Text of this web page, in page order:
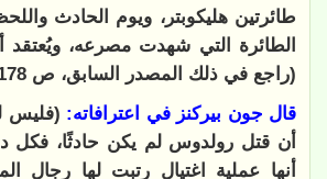
طائرتين هليكوبتر، ويوم الحادث
الطائرة التي شهدت مصرعه، ويُعتقد
(راجع في ذلك المصدر السابق، ص 178).
قال جون بيركنز في اعترافاته: (فليس
أن قتل رولدوس لم يكن حادثًا، فكل
أنها عملية اغتيال رتبت لها رجال